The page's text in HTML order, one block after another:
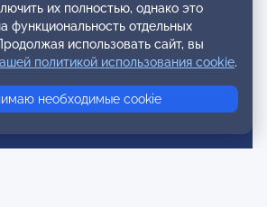
членов
членов
их полностью, однако это
функциональность отдельных
использовать сайт, вы
политикой использования cookie.
необходимые cookie